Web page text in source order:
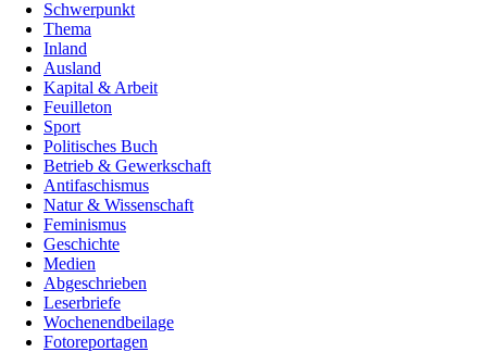
Schwerpunkt
Thema
Inland
Ausland
Kapital & Arbeit
Feuilleton
Sport
Politisches Buch
Betrieb & Gewerkschaft
Antifaschismus
Natur & Wissenschaft
Feminismus
Geschichte
Medien
Abgeschrieben
Leserbriefe
Wochenendbeilage
Fotoreportagen